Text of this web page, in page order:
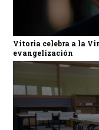
Vitoria celebra a la
evangelización